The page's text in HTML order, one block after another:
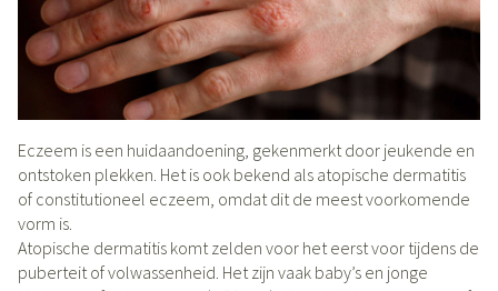
Eczeem is een huidaandoening, gekenmerkt door jeukende en
ontstoken plekken. Het is ook bekend als atopische dermatitis
of constitutioneel eczeem, omdat dit de meest voorkomende
vorm is.
Atopische dermatitis komt zelden voor het eerst voor tijdens de
puberteit of volwassenheid. Het zijn vaak baby’s en jonge